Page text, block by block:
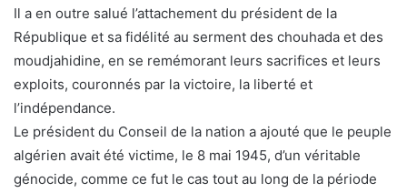
Il a en outre salué l’attachement du président de la
République et sa fidélité au serment des chouhada et des
moudjahidine, en se remémorant leurs sacrifices et leurs
exploits, couronnés par la victoire, la liberté et
l’indépendance.
Le président du Conseil de la nation a ajouté que le peuple
algérien avait été victime, le 8 mai 1945, d’un véritable
génocide, comme ce fut le cas tout au long de la période